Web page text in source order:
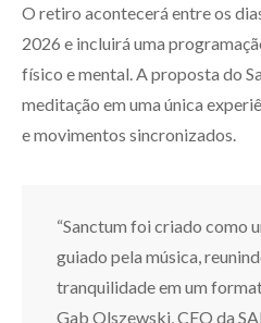
O retiro acontecerá entre os
2026 e incluirá uma
físico e mental. A proposta do
meditação em uma única
e movimentos sincronizados.
“Sanctum foi criado como
guiado pela música,
tranquilidade em um
Gab Olszewski, CEO da